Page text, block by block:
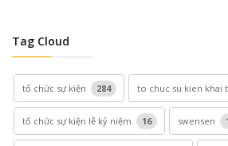
Tag Cloud
tổ chức sự kiện 284 to chuc su kien khai
tổ chức sự kiện lễ kỷ niệm 16 swensen